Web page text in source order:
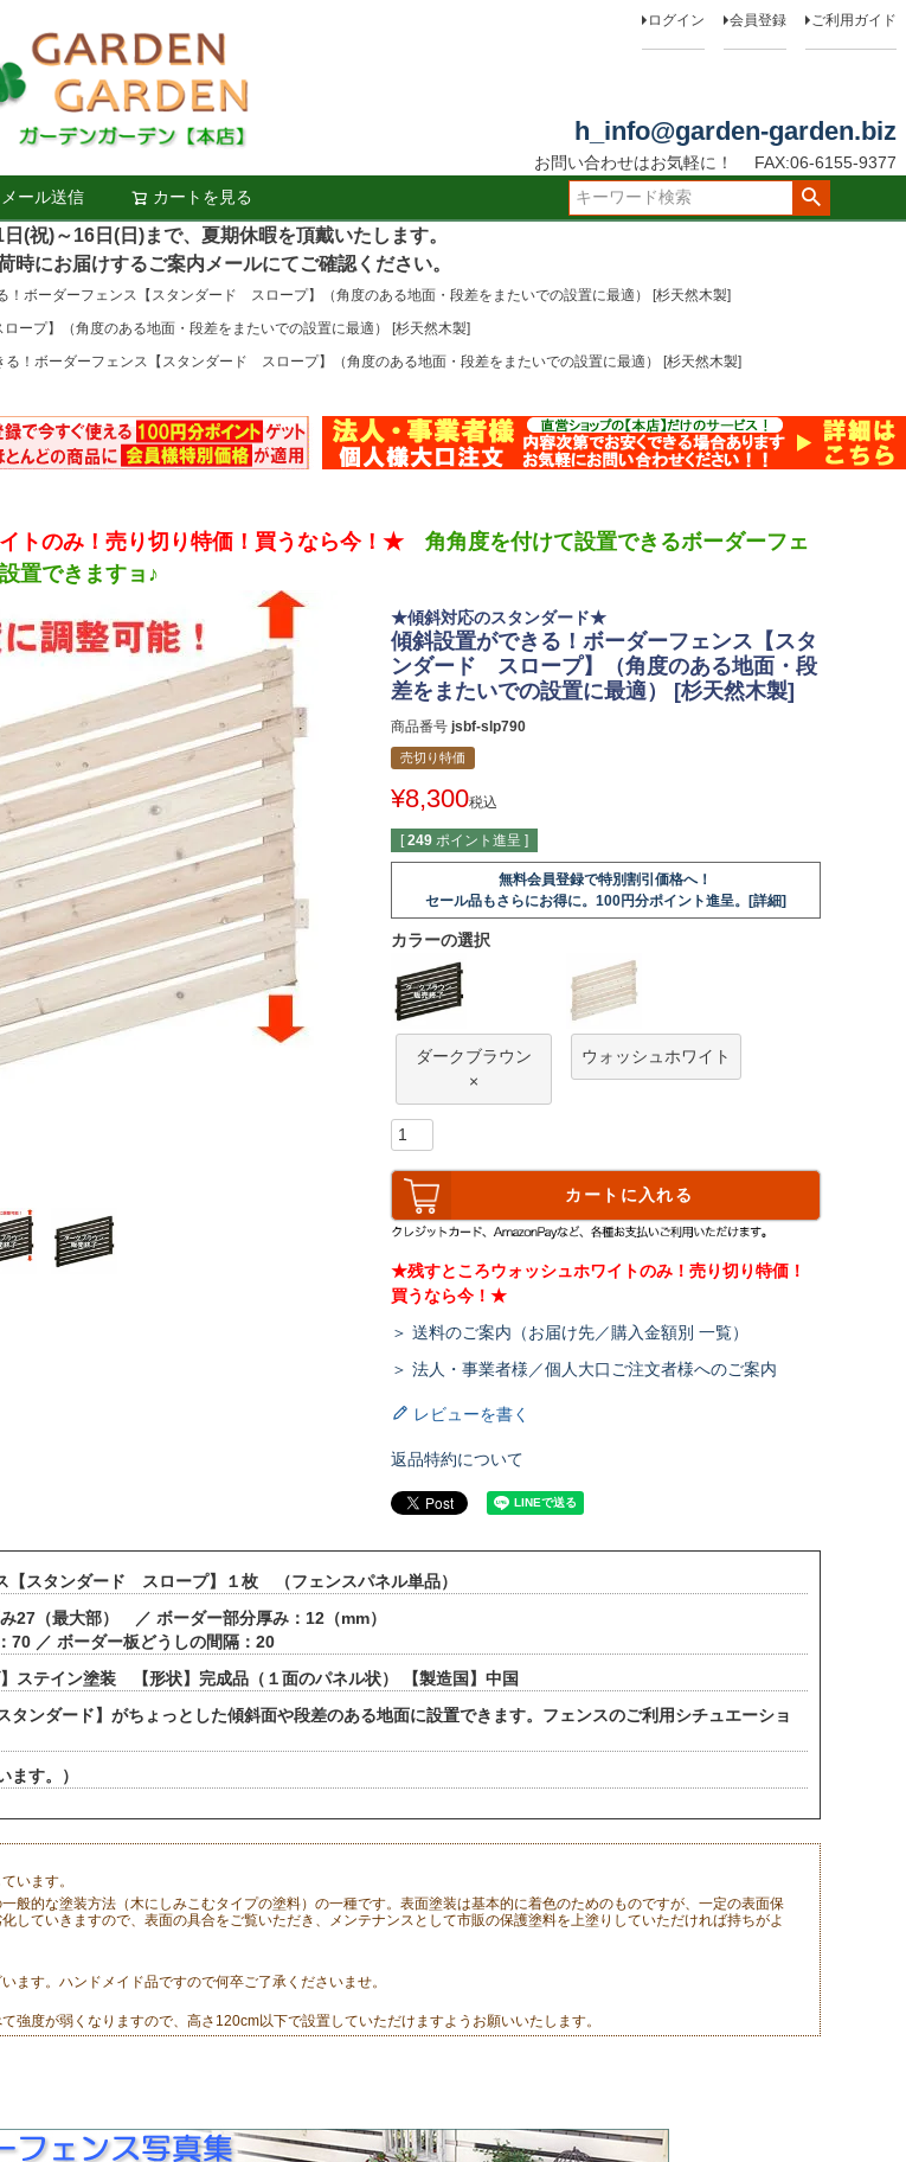
ログイン 会員登録 ご利用ガイド
h_info@garden-garden.biz
お問い合わせはお気軽に！
FAX:06-6155-9377
メール送信 カートを見る
検索
(祝)～16日(日)まで、夏期休暇を頂戴いたします。
お届けするご案内メールにてご確認ください。
！ボーダーフェンス【スタンダード スロープ】（角度のある地面・段差をまたいでの設置に最適） [杉天然木製]
ープ】（角度のある地面・段差をまたいでの設置に最適） [杉天然木製]
る！ボーダーフェンス【スタンダード スロープ】（角度のある地面・段差をまたいでの設置に最適） [杉天然木製]
トのみ！売り切り特価！買うなら今！★ 角角度を付けて設置できるボーダーフェ
置できますョ♪
★傾斜対応のスタンダード★
傾斜設置ができる！ボーダーフェンス【スタ
ンダード スロープ】（角度のある地面・段
差をまたいでの設置に最適） [杉天然木製]
商品番号 jsbf-slp790
売切り特価
¥8,300税込
[ 249 ポイント進呈 ]
無料会員登録で特別割引価格へ！
セール品もさらにお得に。100円分ポイント進呈。[詳細]
カラーの選択
ダークブラウン
×
ウォッシュホワイト
カートに入れる
★残すところウォッシュホワイトのみ！売り切り特価！
買うなら今！★
＞ 送料のご案内（お届け先／購入金額別 一覧）
＞ 法人・事業者様／個人大口ご注文者様へのご案内
レビューを書く
返品特約について
スタンダード スロープ】１枚 （フェンスパネル単品）
27（最大部） ／ ボーダー部分厚み：12（mm）
ボーダー板どうしの間隔：20
ステイン塗装 【形状】完成品（１面のパネル状） 【製造国】中国
タンダード】がちょっとした傾斜面や段差のある地面に設置できます。フェンスのご利用シチュエーショ
ます。）
います。
般的な塗装方法（木にしみこむタイプの塗料）の一種です。表面塗装は基本的に着色のためのものですが、一定の表面保
していきますので、表面の具合をご覧いただき、メンテナンスとして市販の保護塗料を上塗りしていただければ持ちがよ
ます。ハンドメイド品ですので何卒ご了承くださいませ。
強度が弱くなりますので、高さ120cm以下で設置していただけますようお願いいたします。